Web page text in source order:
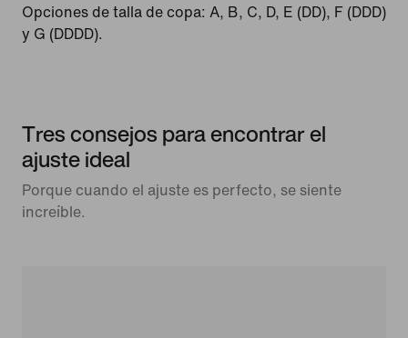
Opciones de talla de copa: A, B, C, D, E (DD), F (DDD)
y G (DDDD).
Tres consejos para encontrar el
ajuste ideal
Porque cuando el ajuste es perfecto, se siente
increíble.